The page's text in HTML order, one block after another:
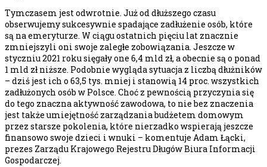
Tymczasem jest odwrotnie. Już od dłuższego czasu
obserwujemy sukcesywnie spadające zadłużenie osób, które
są na emeryturze. W ciągu ostatnich pięciu lat znacznie
zmniejszyli oni swoje zaległe zobowiązania. Jeszcze w
styczniu 2021 roku sięgały one 6,4 mld zł, a obecnie są o ponad
1 mld zł niższe. Podobnie wygląda sytuacja z liczbą dłużników
– dziś jest ich o 63,5 tys. mniej i stanowią 14 proc. wszystkich
zadłużonych osób w Polsce. Choć z pewnością przyczynia się
do tego znaczna aktywność zawodowa, to nie bez znaczenia
jest także umiejętność zarządzania budżetem domowym
przez starsze pokolenia, które nierzadko wspierają jeszcze
finansowo swoje dzieci i wnuki – komentuje Adam Łącki,
prezes Zarządu Krajowego Rejestru Długów Biura Informacji
Gospodarczej.